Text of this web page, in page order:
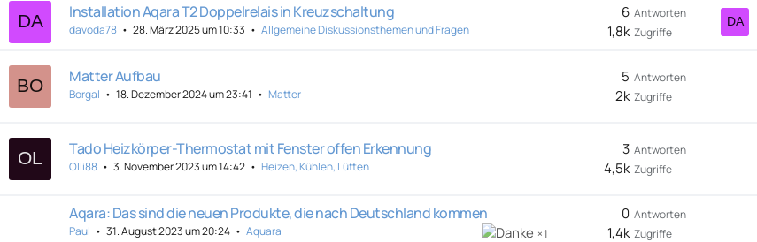
Installation Aqara T2 Doppelrelais in Kreuzschaltung
davoda78 28. März 2025 um 10:33 Allgemeine Diskussionsthemen und Fragen
Antworten
6
Zugriffe
1,8k
Matter Aufbau
Borgal 18. Dezember 2024 um 23:41 Matter
Antworten
5
Zugriffe
2k
Tado Heizkörper-Thermostat mit Fenster offen Erkennung
Olli88 3. November 2023 um 14:42 Heizen, Kühlen, Lüften
Antworten
3
Zugriffe
4,5k
Aqara: Das sind die neuen Produkte, die nach Deutschland kommen
1
Paul 31. August 2023 um 20:24 Aquara
Antworten
0
Zugriffe
1,4k